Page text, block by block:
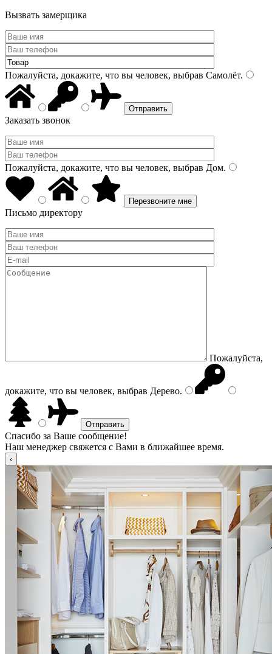
Вызвать замерщика
Пожалуйста, докажите, что вы человек, выбрав Самолёт.
Заказать звонок
Пожалуйста, докажите, что вы человек, выбрав Дом.
Письмо директору
Пожалуйста,
докажите, что вы человек, выбрав Дерево.
Спасибо за Ваше сообщение!
Наш менеджер свяжется с Вами в ближайшее время.